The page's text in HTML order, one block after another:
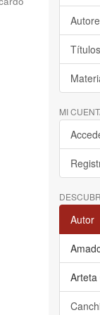
Títulos
MI
Autor
Arteta